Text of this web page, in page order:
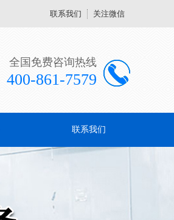
联系我们 关注微信
全国免费咨询热线
400-861-7579
联系我们